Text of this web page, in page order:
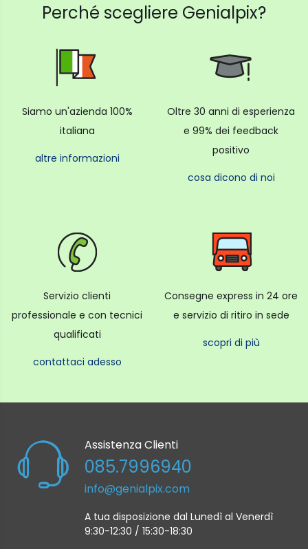
Perché scegliere Genialpix?
Siamo un'azienda 100%
italiana
altre informazioni
Oltre 30 anni di esperienza
e 99% dei feedback
positivo
cosa dicono di noi
Servizio clienti
professionale e con tecnici
qualificati
contattaci adesso
Consegne express in 24 ore
e servizio di ritiro in sede
scopri di più
Assistenza Clienti
085.7996940
info@genialpix.com
A tua disposizione dal Lunedì al Venerdì
9:30-12:30 / 15:30-18:30